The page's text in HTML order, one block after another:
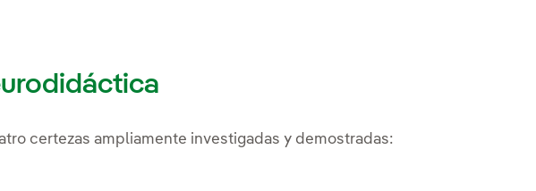
certezas ampliamente investigadas y demostradas: